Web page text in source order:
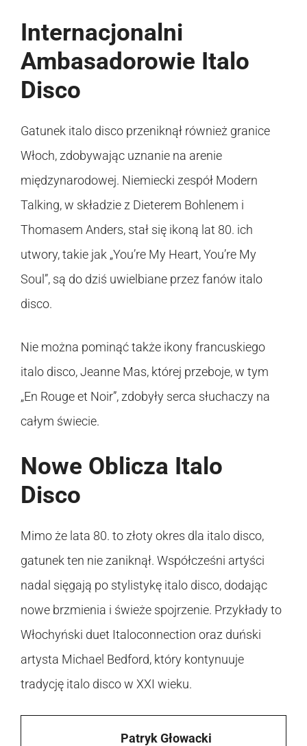
Internacjonalni
Ambasadorowie Italo
Disco
Gatunek italo disco przeniknął również granice
Włoch, zdobywając uznanie na arenie
międzynarodowej. Niemiecki zespół Modern
Talking, w składzie z Dieterem Bohlenem i
Thomasem Anders, stał się ikoną lat 80. ich
utwory, takie jak „You’re My Heart, You’re My
Soul”, są do dziś uwielbiane przez fanów italo
disco.
Nie można pominąć także ikony francuskiego
italo disco, Jeanne Mas, której przeboje, w tym
„En Rouge et Noir”, zdobyły serca słuchaczy na
całym świecie.
Nowe Oblicza Italo
Disco
Mimo że lata 80. to złoty okres dla italo disco,
gatunek ten nie zaniknął. Współcześni artyści
nadal sięgają po stylistykę italo disco, dodając
nowe brzmienia i świeże spojrzenie. Przykłady to
Włochyński duet Italoconnection oraz duński
artysta Michael Bedford, który kontynuuje
tradycję italo disco w XXI wieku.
Patryk Głowacki